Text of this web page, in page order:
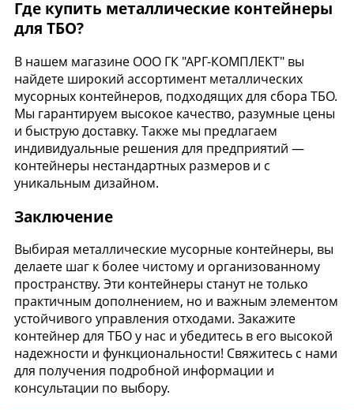
Где купить металлические контейнеры
для ТБО?
В нашем магазине ООО ГК "АРГ-КОМПЛЕКТ" вы
найдете широкий ассортимент металлических
мусорных контейнеров, подходящих для сбора ТБО.
Мы гарантируем высокое качество, разумные цены
и быструю доставку. Также мы предлагаем
индивидуальные решения для предприятий —
контейнеры нестандартных размеров и с
уникальным дизайном.
Заключение
Выбирая металлические мусорные контейнеры, вы
делаете шаг к более чистому и организованному
пространству. Эти контейнеры станут не только
практичным дополнением, но и важным элементом
устойчивого управления отходами. Закажите
контейнер для ТБО у нас и убедитесь в его высокой
надежности и функциональности! Свяжитесь с нами
для получения подробной информации и
консультации по выбору.